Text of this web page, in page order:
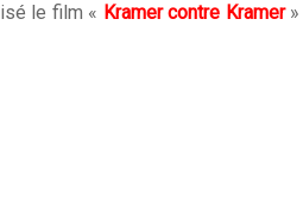
le film « Kramer contre Kramer»